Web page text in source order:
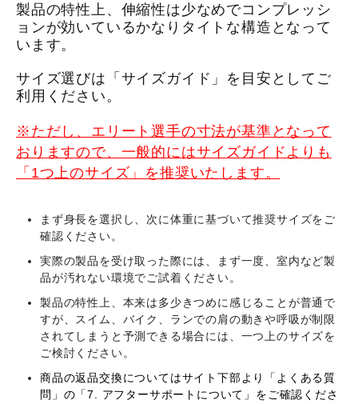
製品の特性上、伸縮性は少なめでコンプレッシ
ョンが効いているかなりタイトな構造となって
います。
サイズ選びは「サイズガイド」を目安としてご
利用ください。
※ただし、エリート選手の寸法が基準となって
おりますので、一般的にはサイズガイドよりも
「1つ上のサイズ」を推奨いたします。
まず身長を選択し、次に体重に基づいて推奨サイズをご
確認ください。
実際の製品を受け取った際には、まず一度、室内など製
品が汚れない環境でご試着ください。
製品の特性上、本来は多少きつめに感じることが普通で
すが、スイム、バイク、ランでの肩の動きや呼吸が制限
されてしまうと予測できる場合には、一つ上のサイズを
ご検討ください。
商品の返品交換についてはサイト下部より「よくある質
問」の「7. アフターサポートについて」をご確認くださ